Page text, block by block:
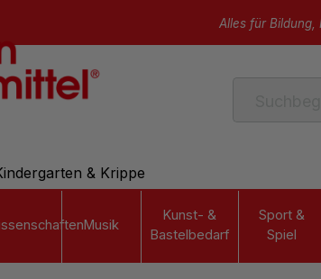
Alles für Bildung,
& Krippe
Musik
Kunst- &
Bastelbedarf
Sport &
Spiel